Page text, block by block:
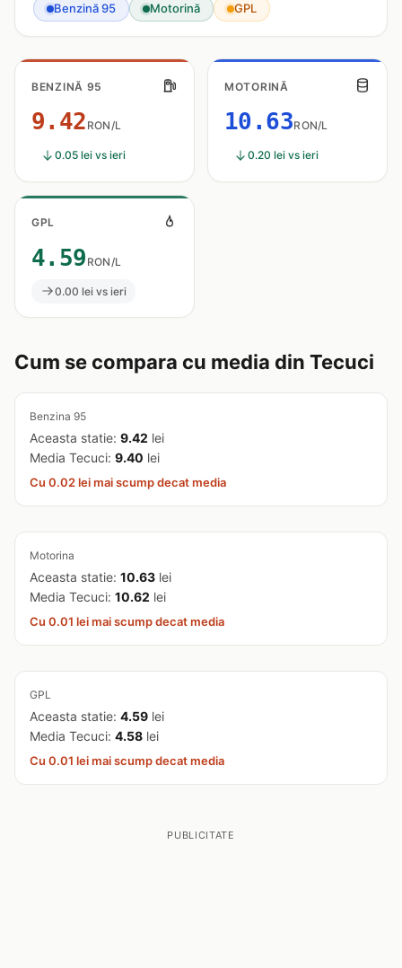
Benzină 95 Motorină GPL
BENZINĂ 95
9.42 RON/L
0.05 lei vs ieri
MOTORINĂ
10.63RON/L
0.20 lei vs ieri
GPL
4.59 RON/L
0.00 lei vs ieri
Cum se compara cu media din Tecuci
Benzina 95
Aceasta statie: 9.42 lei
Media Tecuci: 9.40 lei
Cu 0.02 lei mai scump decat media
Motorina
Aceasta statie: 10.63 lei
Media Tecuci: 10.62 lei
Cu 0.01 lei mai scump decat media
GPL
Aceasta statie: 4.59 lei
Media Tecuci: 4.58 lei
Cu 0.01 lei mai scump decat media
PUBLICITATE